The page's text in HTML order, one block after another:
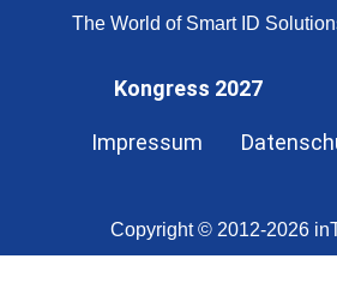
The World of Smart ID
Kongress 2027
Impressum
Copyright © 2012-2026